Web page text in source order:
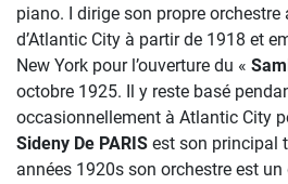
piano. I dirige son propre orchestre
d’Atlantic City à partir de 1918 et
New York pour l’ouverture du «
octobre 1925. Il y reste basé
occasionnellement à Atlantic City
Sideny De PARIS est son principal
années 1920s son orchestre est